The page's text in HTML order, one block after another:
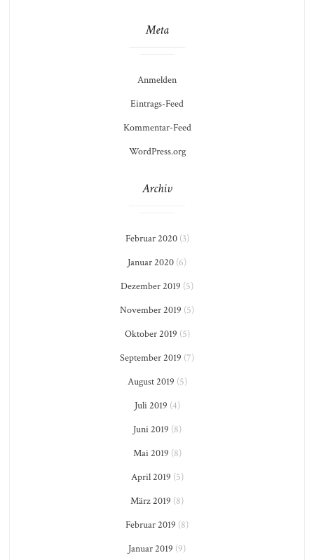
Meta
Anmelden
Eintrags-Feed
Kommentar-Feed
WordPress.org
Archiv
Februar 2020(3)
Januar 2020 (6)
Dezember 2019 (5)
November 2019 (5)
Oktober 2019 (5)
September 2019 (7)
August 2019 (5)
Juli 2019 (4)
Juni 2019 (8)
Mai 2019 (8)
April 2019 (5)
März 2019 (8)
Februar 2019 (8)
Januar 2019 (9)